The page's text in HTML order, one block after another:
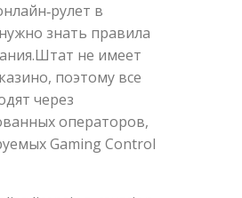
в
знать правила
не имеет
поэтому все
через
операторов,
Gaming Control